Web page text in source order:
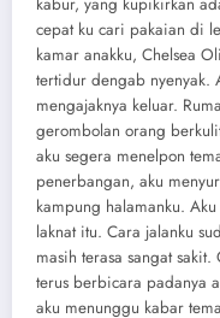
cepat ku cari pakaian di
kamar anakku, Chelsea
tertidur dengab nyenyak.
mengajaknya keluar.
gerombolan orang
aku segera menelpon
penerbangan, aku
kampung halamanku.
laknat itu. Cara jalanku
masih terasa sangat
terus berbicara padanya
aku menunggu kabar